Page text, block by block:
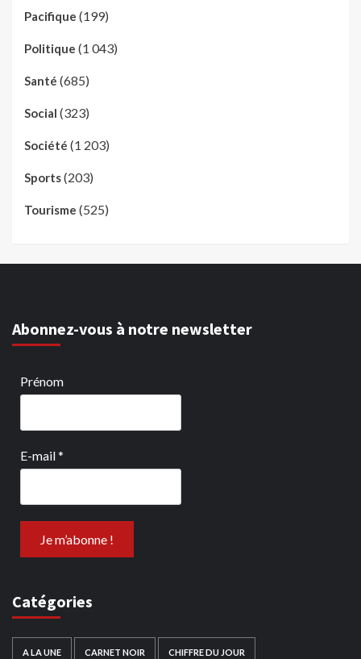
Pacifique (199)
Politique (1 043)
Santé (685)
Social (323)
Société (1 203)
Sports(203)
Tourisme (525)
Abonnez-vous à notre newsletter
Prénom
E-mail*
Catégories
A LA UNE CARNET NOIR CHIFFRE DU JOUR